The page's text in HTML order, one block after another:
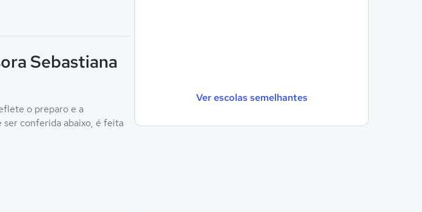
Ver escolas semelhantes
Sebastiana
o preparo e a
ser conferida abaixo, é feita